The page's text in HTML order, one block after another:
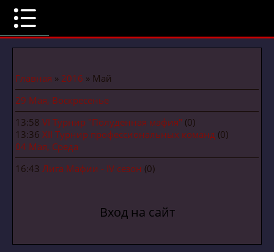
Главная » 2016 » Май
29 Мая, Воскресенье
13:58 VI Турнир "Полуденная мафия" (0)
13:36 XII Турнир профессиональных команд (0)
04 Мая, Среда
16:43 Лига Мафии - IV сезон (0)
Вход на сайт